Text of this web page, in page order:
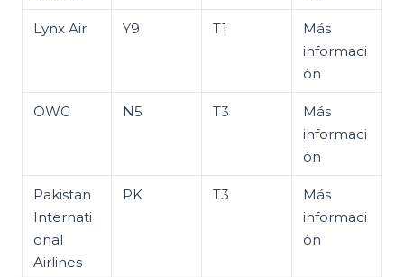
Lynx Air Y9 T1
Más
informaci
ón
OWG N5 T3
Más
informaci
ón
Pakistan
Internati
onal
Airlines
PK T3
Más
informaci
ón